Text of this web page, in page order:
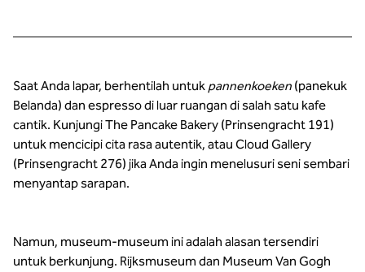
Saat Anda lapar, berhentilah untuk pannenkoeken (panekuk
Belanda) dan espresso di luar ruangan di salah satu kafe
cantik. Kunjungi The Pancake Bakery (Prinsengracht 191)
untuk mencicipi cita rasa autentik, atau Cloud Gallery
(Prinsengracht 276) jika Anda ingin menelusuri seni sembari
menyantap sarapan.
Namun, museum-museum ini adalah alasan tersendiri
untuk berkunjung. Rijksmuseum dan Museum Van Gogh